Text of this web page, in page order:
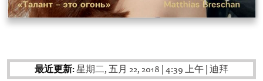
最近更新:星期二, 五月 22, 2018 4:39 上午 迪拜